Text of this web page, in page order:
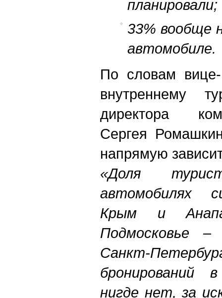
планировали;
33% вообще
автомобиле.
По словам
внутреннему
директора
Сергея
напрямую
«Доля
автомобилях
Крым и
Подмосковье –
Санкт-
бронирований
нигде нет, за